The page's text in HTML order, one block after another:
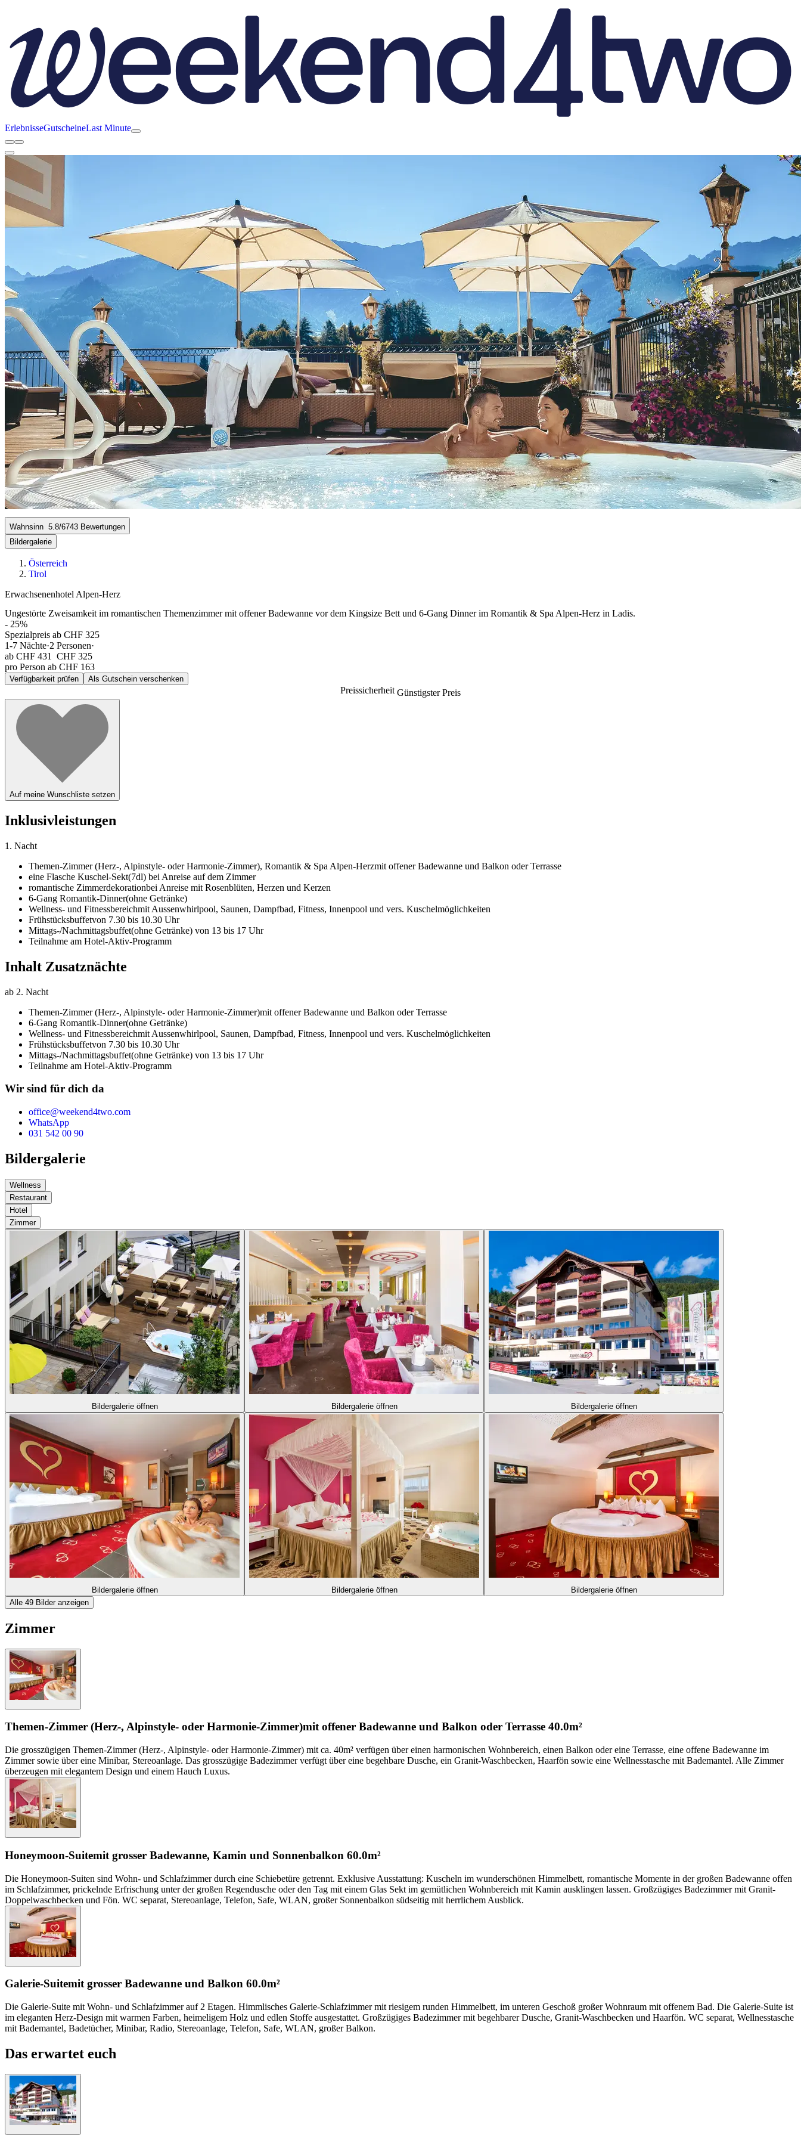
ErlebnisseGutscheineLast Minute
Wahnsinn 5.8/6743 Bewertungen
Bildergalerie
Österreich
Tirol
Erwachsenenhotel Alpen-Herz
Ungestörte Zweisamkeit im romantischen Themenzimmer mit offener Badewanne vor dem Kingsize Bett und 6-Gang Dinner im Romantik & Spa Alpen-Herz in Ladis.
- 25%
Spezialpreis ab CHF 325
1-7 Nächte·2 Personen·
ab CHF 431
CHF 325
pro Person ab CHF 163
Verfügbarkeit prüfen Als Gutschein verschenken
Preissicherheit Günstigster Preis
Auf meine Wunschliste setzen
Inklusivleistungen
1. Nacht
Themen-Zimmer (Herz-, Alpinstyle- oder Harmonie-Zimmer), Romantik & Spa Alpen-Herzmit offener Badewanne und Balkon oder Terrasse
eine Flasche Kuschel-Sekt(7dl) bei Anreise auf dem Zimmer
romantische Zimmerdekorationbei Anreise mit Rosenblüten, Herzen und Kerzen
6-Gang Romantik-Dinner(ohne Getränke)
Wellness- und Fitnessbereichmit Aussenwhirlpool, Saunen, Dampfbad, Fitness, Innenpool und vers. Kuschelmöglichkeiten
Frühstücksbuffetvon 7.30 bis 10.30 Uhr
Mittags-/Nachmittagsbuffet(ohne Getränke) von 13 bis 17 Uhr
Teilnahme am Hotel-Aktiv-Programm
Inhalt Zusatznächte
ab 2. Nacht
Themen-Zimmer (Herz-, Alpinstyle- oder Harmonie-Zimmer)mit offener Badewanne und Balkon oder Terrasse
6-Gang Romantik-Dinner(ohne Getränke)
Wellness- und Fitnessbereichmit Aussenwhirlpool, Saunen, Dampfbad, Fitness, Innenpool und vers. Kuschelmöglichkeiten
Frühstücksbuffetvon 7.30 bis 10.30 Uhr
Mittags-/Nachmittagsbuffet(ohne Getränke) von 13 bis 17 Uhr
Teilnahme am Hotel-Aktiv-Programm
Wir sind für dich da
office@weekend4two.com
WhatsApp
031 542 00 90
Bildergalerie
Wellness
Restaurant
Hotel
Zimmer
Bildergalerie öffnen Bildergalerie öffnen Bildergalerie öffnen
Bildergalerie öffnen Bildergalerie öffnen
Bildergalerie öffnen
Alle 49 Bilder anzeigen
Zimmer
Themen-Zimmer (Herz-, Alpinstyle- oder Harmonie-Zimmer)mit offener Badewanne und Balkon oder Terrasse 40.0m²
Die grosszügigen Themen-Zimmer (Herz-, Alpinstyle- oder Harmonie-Zimmer) mit ca. 40m² verfügen über einen harmonischen Wohnbereich, einen Balkon oder eine Terrasse, eine offene Badewanne im
Zimmer sowie über eine Minibar, Stereoanlage. Das grosszügige Badezimmer verfügt über eine begehbare Dusche, ein Granit-Waschbecken, Haarfön sowie eine Wellnesstasche mit Bademantel. Alle Zimmer
überzeugen mit elegantem Design und einem Hauch Luxus.
Honeymoon-Suitemit grosser Badewanne, Kamin und Sonnenbalkon 60.0m²
Die Honeymoon-Suiten sind Wohn- und Schlafzimmer durch eine Schiebetüre getrennt. Exklusive Ausstattung: Kuscheln im wunderschönen Himmelbett, romantische Momente in der großen Badewanne offen
im Schlafzimmer, prickelnde Erfrischung unter der großen Regendusche oder den Tag mit einem Glas Sekt im gemütlichen Wohnbereich mit Kamin ausklingen lassen. Großzügiges Badezimmer mit Granit-
Doppelwaschbecken und Fön. WC separat, Stereoanlage, Telefon, Safe, WLAN, großer Sonnenbalkon südseitig mit herrlichem Ausblick.
Galerie-Suitemit grosser Badewanne und Balkon 60.0m²
Die Galerie-Suite mit Wohn- und Schlafzimmer auf 2 Etagen. Himmlisches Galerie-Schlafzimmer mit riesigem runden Himmelbett, im unteren Geschoß großer Wohnraum mit offenem Bad. Die Galerie-Suite ist
im eleganten Herz-Design mit warmen Farben, heimeligem Holz und edlen Stoffe ausgestattet. Großzügiges Badezimmer mit begehbarer Dusche, Granit-Waschbecken und Haarfön. WC separat, Wellnesstasche
mit Bademantel, Badetücher, Minibar, Radio, Stereoanlage, Telefon, Safe, WLAN, großer Balkon.
Das erwartet euch